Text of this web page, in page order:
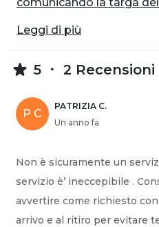
Leggi di più
5 2 Recensioni
P C
PATRIZIA C.
Un anno fa
Non è sicuramente un
servizio è’ ineccepibile .
avvertire come richiesto
arrivo e al ritiro per evitare